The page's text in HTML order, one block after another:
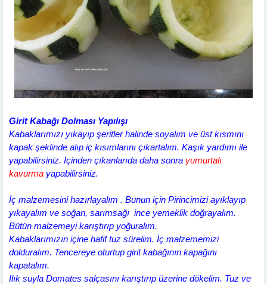
Girit Kabağı Dolması Yapılışı
Kabaklarımızı yıkayıp şeritler halinde soyalım ve üst kısmını
kapak şeklinde alıp iç kısımlarını çıkartalım. Kaşık yardımı ile
yapabilirsiniz. İçinden çıkanlarıda daha sonra yumurtalı
kavurma yapabilirsiniz.
İç malzemesini hazırlayalım . Bunun için Pirincimizi ayıklayıp
yıkayalım ve soğan, sarımsağı ince yemeklik doğrayalım.
Bütün malzemeyi karıştırıp yoğuralım.
Kabaklarımızın içine hafif tuz sürelim. İç malzememizi
dolduralım. Tencereye oturtup girit kabağının kapağını
kapatalım.
Ilık suyla Domates salçasını karıştırıp üzerine dökelim. Tuz ve